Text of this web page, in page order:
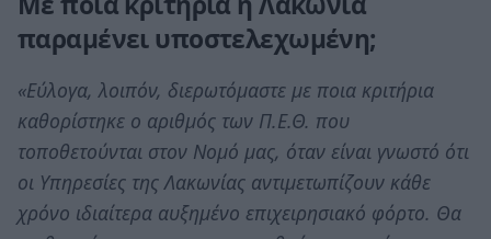
παραμένει υποστελεχωμένη;
«Εύλογα, λοιπόν, διερωτόμαστε με ποια κριτήρια
καθορίστηκε ο αριθμός των Π.Ε.Θ. που
τοποθετούνται στον Νομό μας, όταν είναι γνωστό ότι
οι Υπηρεσίες της Λακωνίας αντιμετωπίζουν κάθε
χρόνο ιδιαίτερα αυξημένο επιχειρησιακό φόρτο. Θα